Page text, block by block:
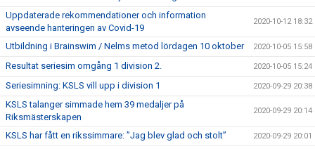
Uppdaterade rekommendationer och information
avseende hanteringen av Covid-19
2020-10-12 18:32
Utbildning i Brainswim / Nelms metod lördagen 10 oktober 2020-10-05 15:58
Resultat seriesim omgång 1 division 2. 2020-10-05 15:24
Seriesimning: KSLS vill upp i division 1 2020-09-29 20:38
KSLS talanger simmade hem 39 medaljer på
Riksmästerskapen
2020-09-29 20:14
KSLS har fått en rikssimmare: ”Jag blev glad och stolt” 2020-09-29 20:01